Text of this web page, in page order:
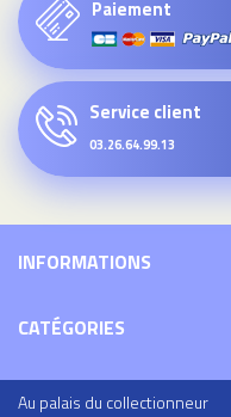
Paiement
Service client
03.26.64.99.13
INFORMATIONS
CATÉGORIES
Au palais du collectionneur